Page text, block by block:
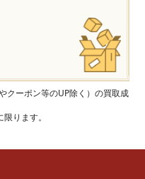
クーポン等のUP除く）の買取成
ります。